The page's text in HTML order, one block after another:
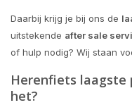
Daarbij krijg je bij ons de
uitstekende after sale
of hulp nodig? Wij staan
Herenfiets laagste
het?